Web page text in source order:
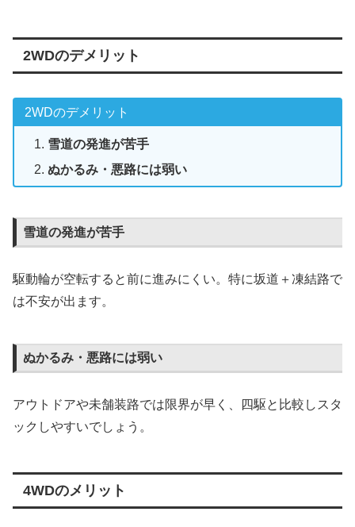
2WDのデメリット
2WDのデメリット
雪道の発進が苦手
ぬかるみ・悪路には弱い
雪道の発進が苦手
駆動輪が空転すると前に進みにくい。特に坂道＋凍結路で
は不安が出ます。
ぬかるみ・悪路には弱い
アウトドアや未舗装路では限界が早く、四駆と比較しスタ
ックしやすいでしょう。
4WDのメリット